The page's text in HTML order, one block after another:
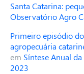
Santa Catarina:
Observatório Agro
Primeiro episódio
agropecuária
em Síntese Anual
2023